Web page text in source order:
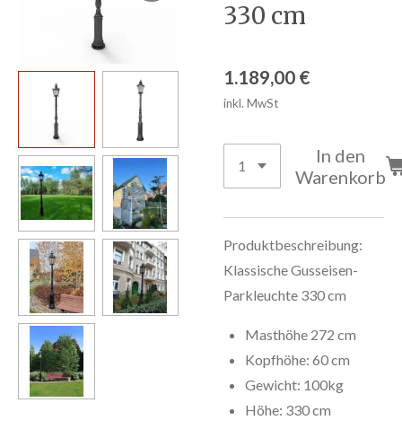
330 cm
1.189,00 €
inkl. MwSt
In den
Warenkorb
Produktbeschreibung:
Klassische Gusseisen-
Parkleuchte 330 cm
Masthöhe 272 cm
Kopfhöhe: 60 cm
Gewicht: 100kg
Höhe: 330 cm